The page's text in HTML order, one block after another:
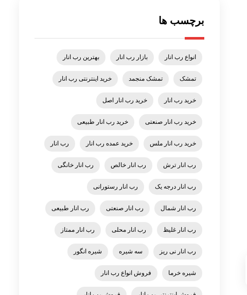
برچسب ها
انواع رب انار بازار رب انار بهترین رب انار
تمشک تمشک منجمد خرید اینترنتی رب انار
خرید رب انار خرید رب انار اصل
خرید رب انار صنعتی خرید رب انار طبیعی
خرید رب انار ملس خرید عمده رب انار رب انار
رب انار ترش رب انار خالص رب انار خانگی
رب انار درجه یک رب انار رستورانی
رب انار شمال رب انار صنعتی رب انار طبیعی
رب انار غلیظ رب انار محلی رب انار ممتاز
رب انار نی ریز سه شیره شیره انگور
شیره خرما فروش انواع رب انار